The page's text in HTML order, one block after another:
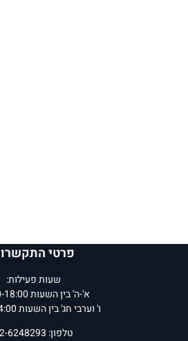
פרטי
שעות פעילות:
א'-ה' בין השעות 10:00-18:00
ו' וערבי חג' בין השעות 10:00-14:00
טלפון: 02-6248293